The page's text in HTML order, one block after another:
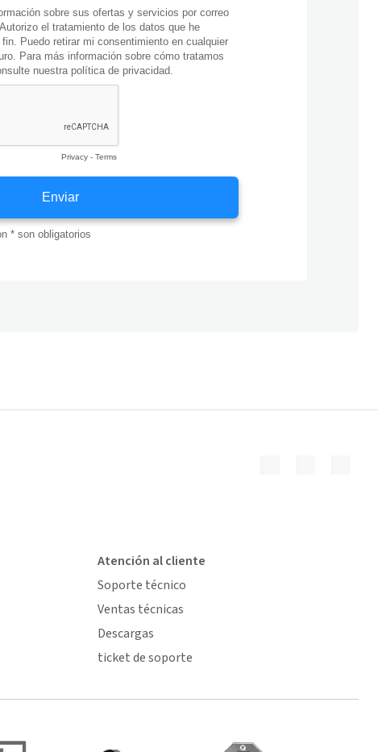
Atención al cliente
Soporte técnico
Ventas técnicas
Descargas
ticket de soporte